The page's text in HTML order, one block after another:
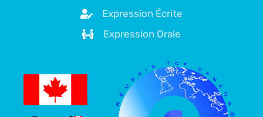
Expression Écrite
Expression Orale